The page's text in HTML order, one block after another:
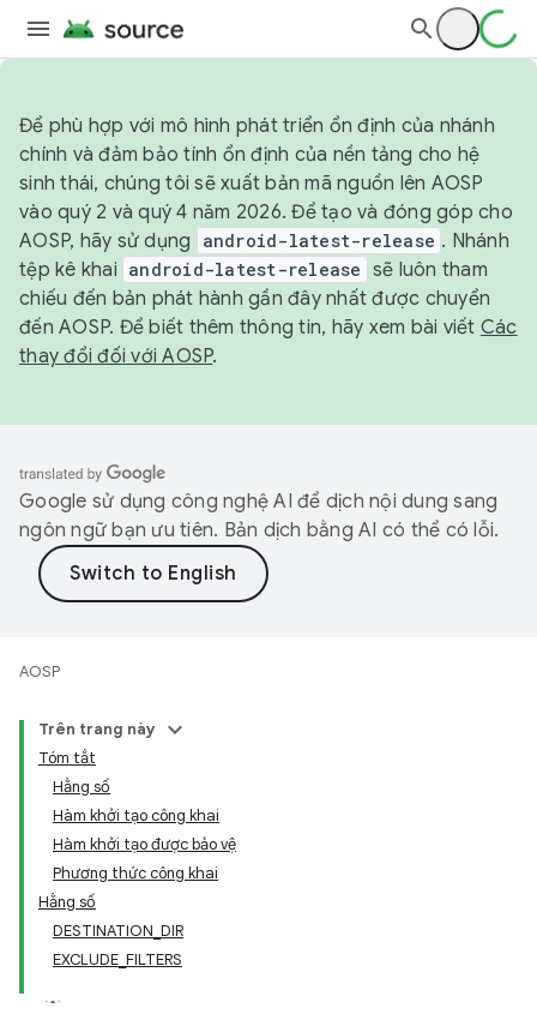
Để phù hợp với mô hình phát triển ổn định của nhánh
chính và đảm bảo tính ổn định của nền tảng cho hệ
sinh thái, chúng tôi sẽ xuất bản mã nguồn lên AOSP
vào quý 2 và quý 4 năm 2026. Để tạo và đóng góp cho
AOSP, hãy sử dụng
android-latest-release . Nhánh
tệp kê khai android-latest-release sẽ luôn tham
chiếu đến bản phát hành gần đây nhất được chuyển
đến AOSP. Để biết thêm thông tin, hãy xem bài viết Các
thay đổi đối với AOSP.
Google sử dụng công nghệ AI để dịch nội dung sang
ngôn ngữ bạn ưu tiên. Bản dịch bằng AI có thể có lỗi.
AOSP
Trên trang này
Tóm tắt
Hằng số
Hàm khởi tạo công khai
Hàm khởi tạo được bảo vệ
Phương thức công khai
Hằng số
DESTINATION DIR
EXCLUDE FILTERS